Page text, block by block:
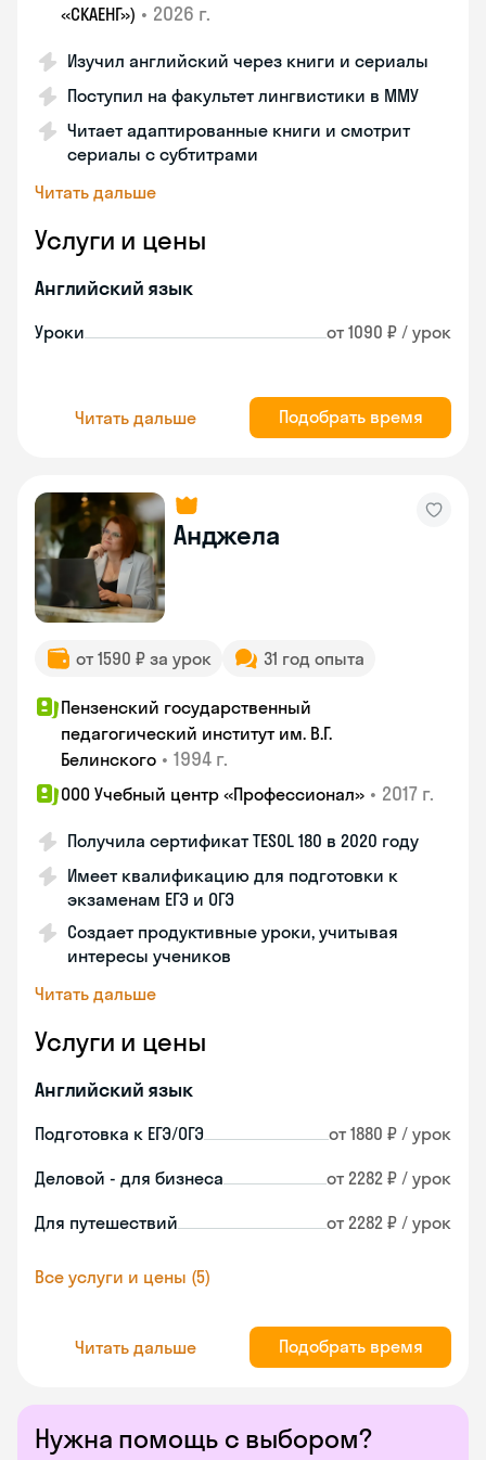
Нужна помощь с выбором?
«СКАЕНГ») • 2026 г.
Изучил английский через книги и сериалы
Поступил на факультет лингвистики в ММУ
Читает адаптированные книги и смотрит
сериалы с субтитрами
Читать дальше
Услуги и цены
Английский язык
Уроки от 1090 ₽ / урок
Читать дальше Подобрать время
Анджела
от 1590 ₽ за урок 31 год опыта
Пензенский государственный
педагогический институт им. В.Г.
Белинского • 1994 г.
ООО Учебный центр «Профессионал» • 2017 г.
Получила сертификат TESOL 180 в 2020 году
Имеет квалификацию для подготовки к
экзаменам ЕГЭ и ОГЭ
Создает продуктивные уроки, учитывая
интересы учеников
Читать дальше
Услуги и цены
Английский язык
Подготовка к ЕГЭ/ОГЭ от 1880 ₽ / урок
Деловой - для бизнеса от 2282 ₽ / урок
Для путешествий от 2282 ₽ / урок
Все услуги и цены (5)
Читать дальше Подобрать время